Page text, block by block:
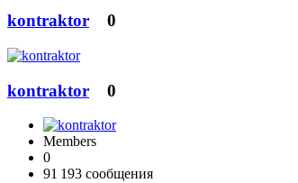
kontraktor 0
kontraktor 0
Members
0
91 193 сообщения